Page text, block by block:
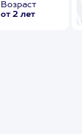
Возраст
от 2 лет